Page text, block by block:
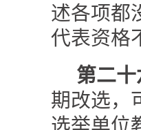
述各项都
代表资格
第二
期改选，
选举单位